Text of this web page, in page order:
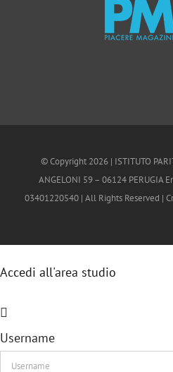
© Copyright 2026 | ISTITUTO
ANGELONI 59 – 06124 PERUGIA
03401220540 | All Rights Reserved |
Accedi all'area studio
Username